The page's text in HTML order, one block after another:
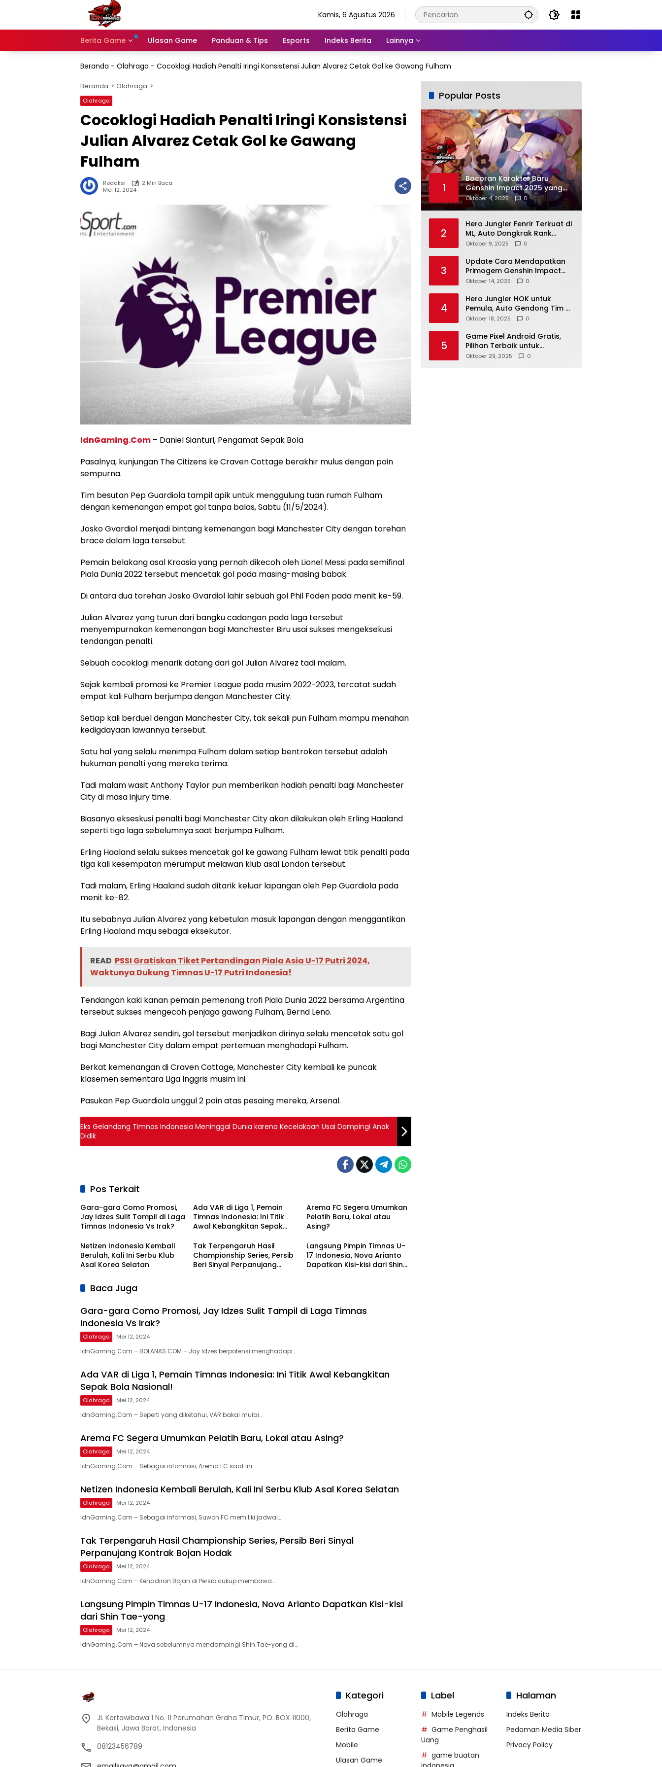
Kamis, 6 Agustus 2026
Berita Game Ulasan Game Panduan & Tips Esports Indeks Berita Lainnya
Beranda - Olahraga - Cocoklogi Hadiah Penalti Iringi Konsistensi Julian Alvarez Cetak Gol ke Gawang Fulham
Beranda Olahraga
Olahraga
Cocoklogi Hadiah Penalti Iringi Konsistensi
Julian Alvarez Cetak Gol ke Gawang
Fulham
Redaksi
2 Min Baca
Mei 12, 2024
IdnGaming.Com – Daniel Sianturi, Pengamat Sepak Bola
Pasalnya, kunjungan The Citizens ke Craven Cottage berakhir mulus dengan poin
sempurna.
Tim besutan Pep Guardiola tampil apik untuk menggulung tuan rumah Fulham
dengan kemenangan empat gol tanpa balas, Sabtu (11/5/2024).
Josko Gvardiol menjadi bintang kemenangan bagi Manchester City dengan torehan
brace dalam laga tersebut.
Pemain belakang asal Kroasia yang pernah dikecoh oleh Lionel Messi pada semifinal
Piala Dunia 2022 tersebut mencetak gol pada masing-masing babak.
Di antara dua torehan Josko Gvardiol lahir sebuah gol Phil Foden pada menit ke-59.
Julian Alvarez yang turun dari bangku cadangan pada laga tersebut
menyempurnakan kemenangan bagi Manchester Biru usai sukses mengeksekusi
tendangan penalti.
Sebuah cocoklogi menarik datang dari gol Julian Alvarez tadi malam.
Sejak kembali promosi ke Premier League pada musim 2022-2023, tercatat sudah
empat kali Fulham berjumpa dengan Manchester City.
Setiap kali berduel dengan Manchester City, tak sekali pun Fulham mampu menahan
kedigdayaan lawannya tersebut.
Satu hal yang selalu menimpa Fulham dalam setiap bentrokan tersebut adalah
hukuman penalti yang mereka terima.
Tadi malam wasit Anthony Taylor pun memberikan hadiah penalti bagi Manchester
City di masa injury time.
Biasanya ekseskusi penalti bagi Manchester City akan dilakukan oleh Erling Haaland
seperti tiga laga sebelumnya saat berjumpa Fulham.
Erling Haaland selalu sukses mencetak gol ke gawang Fulham lewat titik penalti pada
tiga kali kesempatan merumput melawan klub asal London tersebut.
Tadi malam, Erling Haaland sudah ditarik keluar lapangan oleh Pep Guardiola pada
menit ke-82.
Itu sebabnya Julian Alvarez yang kebetulan masuk lapangan dengan menggantikan
Erling Haaland maju sebagai eksekutor.
READ PSSI Gratiskan Tiket Pertandingan Piala Asia U-17 Putri 2024,
Waktunya Dukung Timnas U-17 Putri Indonesia!
Tendangan kaki kanan pemain pemenang trofi Piala Dunia 2022 bersama Argentina
tersebut sukses mengecoh penjaga gawang Fulham, Bernd Leno.
Bagi Julian Alvarez sendiri, gol tersebut menjadikan dirinya selalu mencetak satu gol
bagi Manchester City dalam empat pertemuan menghadapi Fulham.
Berkat kemenangan di Craven Cottage, Manchester City kembali ke puncak
klasemen sementara Liga Inggris musim ini.
Pasukan Pep Guardiola unggul 2 poin atas pesaing mereka, Arsenal.
Eks Gelandang Timnas Indonesia Meninggal Dunia karena Kecelakaan Usai Dampingi Anak
Didik
Pos Terkait
Gara-gara Como Promosi,
Jay Idzes Sulit Tampil di Laga
Timnas Indonesia Vs Irak?
Ada VAR di Liga 1, Pemain
Timnas Indonesia: Ini Titik
Awal Kebangkitan Sepak
Arema FC Segera Umumkan
Pelatih Baru, Lokal atau
Asing?
Netizen Indonesia Kembali
Berulah, Kali Ini Serbu Klub
Asal Korea Selatan
Tak Terpengaruh Hasil
Championship Series, Persib
Beri Sinyal Perpanujang
Langsung Pimpin Timnas U-
17 Indonesia, Nova Arianto
Dapatkan Kisi-kisi dari Shin
Baca Juga
Gara-gara Como Promosi, Jay Idzes Sulit Tampil di Laga Timnas
Indonesia Vs Irak?
Olahraga Mei 12, 2024
IdnGaming.Com – BOLANAS.COM – Jay Idzes berpotensi menghadapi…
Ada VAR di Liga 1, Pemain Timnas Indonesia: Ini Titik Awal Kebangkitan
Sepak Bola Nasional!
Olahraga Mei 12, 2024
IdnGaming.Com – Seperti yang diketahui, VAR bakal mulai…
Arema FC Segera Umumkan Pelatih Baru, Lokal atau Asing?
Olahraga Mei 12, 2024
IdnGaming.Com – Sebagai informasi, Arema FC saat ini…
Netizen Indonesia Kembali Berulah, Kali Ini Serbu Klub Asal Korea Selatan
Olahraga Mei 12, 2024
IdnGaming.Com – Sebagai informasi, Suwon FC memiliki jadwal…
Tak Terpengaruh Hasil Championship Series, Persib Beri Sinyal
Perpanujang Kontrak Bojan Hodak
Olahraga Mei 12, 2024
IdnGaming.Com – Kehadiran Bojan di Persib cukup membawa…
Langsung Pimpin Timnas U-17 Indonesia, Nova Arianto Dapatkan Kisi-kisi
dari Shin Tae-yong
Olahraga Mei 12, 2024
IdnGaming.Com – Nova sebelumnya mendampingi Shin Tae-yong di…
Popular Posts
1
Bocoran Karakter Baru
Genshin Impact 2025 yang
Paling Ditunggu
Oktober 4, 2025 0
2
Hero Jungler Fenrir Terkuat di
ML, Auto Dongkrak Rank
Mythic 2025
Oktober 9, 2025 0
3
Update Cara Mendapatkan
Primogem Genshin Impact
dengan Cepat & Mudah
Oktober 14, 2025 0
4
Hero Jungler HOK untuk
Pemula, Auto Gendong Tim &
Cepat Naik Rank
Oktober 18, 2025 0
5
Game Pixel Android Gratis,
Pilihan Terbaik untuk
Nostalgia & Santai
Oktober 29, 2025 0
Jl. Kertawibawa 1 No. 11 Perumahan Graha Timur, PO. BOX 11000,
Bekasi, Jawa Barat, Indonesia
08123456789
Kategori
Olahraga
Berita Game
Mobile
Ulasan Game
Label
Mobile Legends
Game Penghasil
Uang
game buatan
Halaman
Indeks Berita
Pedoman Media Siber
Privacy Policy